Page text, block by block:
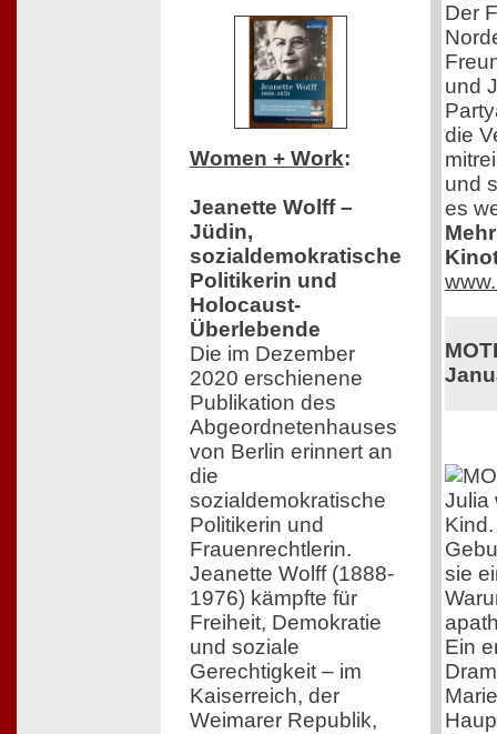
Women + Work:
Jeanette Wolff –
Jüdin,
sozialdemokratische
Politikerin und
Holocaust-
Überlebende
Die im Dezember
2020 erschienene
Publikation des
Abgeordnetenhauses
von Berlin erinnert an
die
sozialdemokratische
Politikerin und
Frauenrechtlerin.
Jeanette Wolff (1888-
1976) kämpfte für
Freiheit, Demokratie
und soziale
Gerechtigkeit – im
Kaiserreich, der
Weimarer Republik,
Der
und
die
und
es
Julia
sie
Ein